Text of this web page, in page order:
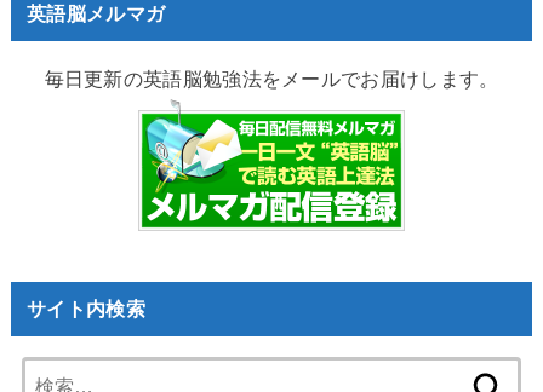
英語脳メルマガ
毎日更新の英語脳勉強法をメールでお届けします。
サイト内検索